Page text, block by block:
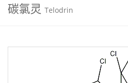
碳氯灵 Telodrin